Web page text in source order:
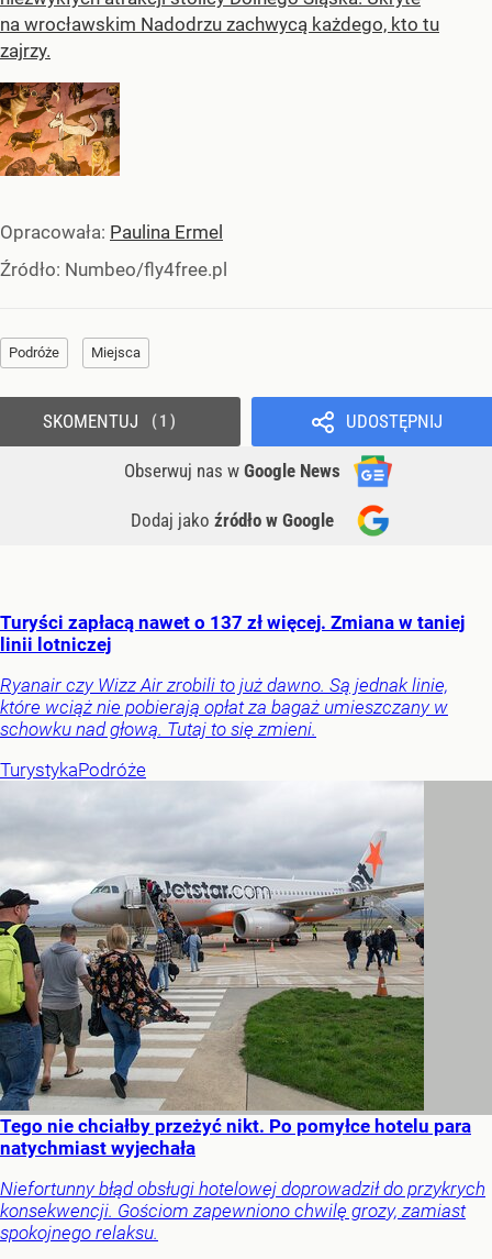
na wrocławskim Nadodrzu zachwycą każdego, kto tu
zajrzy.
Opracowała: Paulina Ermel
Źródło: Numbeo/fly4free.pl
Podróże Miejsca
UDOSTĘPNIJ
Obserwuj nas w Google News
Dodaj jako źródło w Google
SKOMENTUJ 1
Turyści zapłacą nawet o 137 zł więcej. Zmiana w taniej
linii lotniczej
Ryanair czy Wizz Air zrobili to już dawno. Są jednak linie,
które wciąż nie pobierają opłat za bagaż umieszczany w
schowku nad głową. Tutaj to się zmieni.
TurystykaPodróże
Tego nie chciałby przeżyć nikt. Po pomyłce hotelu para
natychmiast wyjechała
Niefortunny błąd obsługi hotelowej doprowadził do przykrych
konsekwencji. Gościom zapewniono chwilę grozy, zamiast
spokojnego relaksu.